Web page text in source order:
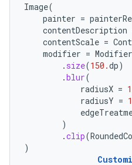
Image(
painter =
contentDescription
contentScale =
modifier = Modifier
. size(150.dp)
.blur(
radiusX =
radiusY =
)
.clip(
)